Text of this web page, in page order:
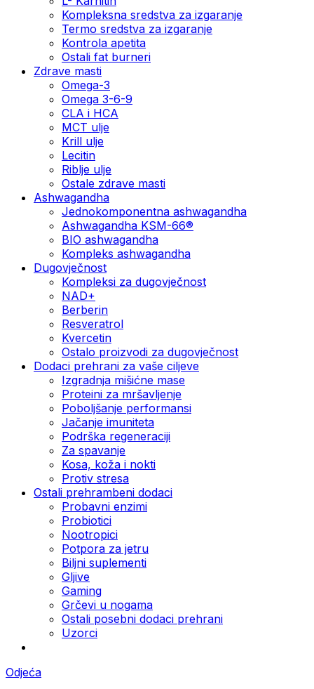
Kompleksna sredstva za izgaranje
Termo sredstva za izgaranje
Kontrola apetita
Ostali fat burneri
Zdrave masti
Omega-3
Omega 3-6-9
CLA i HCA
MCT ulje
Krill ulje
Lecitin
Riblje ulje
Ostale zdrave masti
Ashwagandha
Jednokomponentna ashwagandha
Ashwagandha KSM-66®
BIO ashwagandha
Kompleks ashwagandha
Dugovječnost
Kompleksi za dugovječnost
NAD+
Berberin
Resveratrol
Kvercetin
Ostalo proizvodi za dugovječnost
Dodaci prehrani za vaše ciljeve
Izgradnja mišićne mase
Proteini za mršavljenje
Poboljšanje performansi
Jačanje imuniteta
Podrška regeneraciji
Za spavanje
Kosa, koža i nokti
Protiv stresa
Ostali prehrambeni dodaci
Probavni enzimi
Probiotici
Nootropici
Potpora za jetru
Biljni suplementi
Gljive
Gaming
Grčevi u nogama
Ostali posebni dodaci prehrani
Uzorci
Odjeća